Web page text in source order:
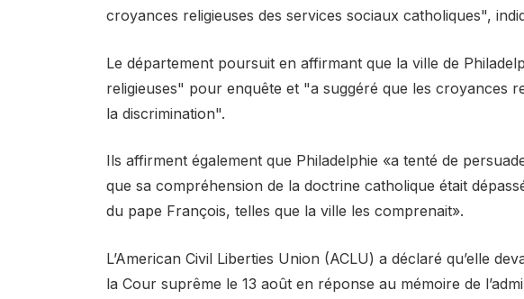
croyances religieuses des services sociaux catholiques",
Le département poursuit en affirmant que la ville de
religieuses" pour enquête et "a suggéré que les croyances
la discrimination".
Ils affirment également que Philadelphie «a tenté de
que sa compréhension de la doctrine catholique était
du pape François, telles que la ville les comprenait».
L’American Civil Liberties Union (ACLU) a déclaré qu’elle
la Cour suprême le 13 août en réponse au mémoire de